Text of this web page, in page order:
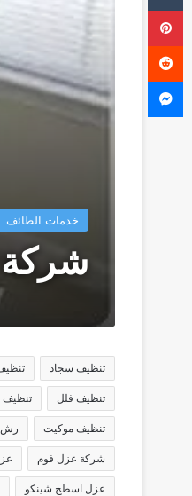
خدمات الطائف
شركة
تنظيف سجاد
تنظيف فلل
تنظيف موكيت رش
شركة عزل فوم
عزل اسطح شينكو